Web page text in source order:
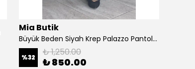
Mia Butik
Büyük Beden Siyah Krep Palazzo Pantolon
%32 ₺ 1,250.00
₺ 850.00